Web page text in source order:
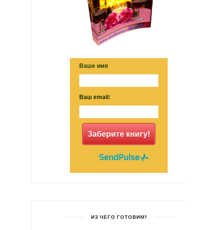
Ваше имя
Ваш email:
Заберите книгу!
ИЗ ЧЕГО ГОТОВИМ?